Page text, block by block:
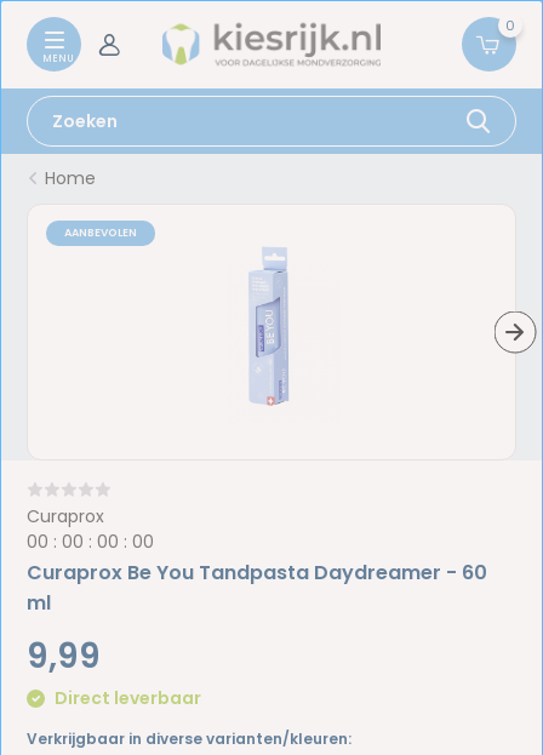
0
Home
AANBEVOLEN
Curaprox
00 :00 :00 :00
Curaprox Be You Tandpasta Daydreamer - 60
ml
9,99
Direct leverbaar
Verkrijgbaar in diverse varianten/kleuren: